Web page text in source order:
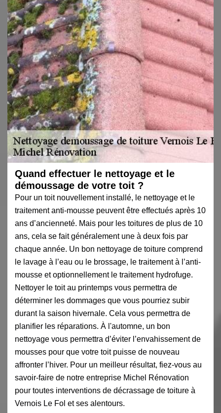
Quand effectuer le nettoyage et le
démoussage de votre toit ?
Pour un toit nouvellement installé, le nettoyage et le
traitement anti-mousse peuvent être effectués après 10
ans d’ancienneté. Mais pour les toitures de plus de 10
ans, cela se fait généralement une à deux fois par
chaque année. Un bon nettoyage de toiture comprend
le lavage à l’eau ou le brossage, le traitement à l’anti-
mousse et optionnellement le traitement hydrofuge.
Nettoyer le toit au printemps vous permettra de
déterminer les dommages que vous pourriez subir
durant la saison hivernale. Cela vous permettra de
planifier les réparations. À l'automne, un bon
nettoyage vous permettra d’éviter l’envahissement de
mousses pour que votre toit puisse de nouveau
affronter l’hiver. Pour un meilleur résultat, fiez-vous au
savoir-faire de notre entreprise Michel Rénovation
pour toutes interventions de décrassage de toiture à
Vernois Le Fol et ses alentours.